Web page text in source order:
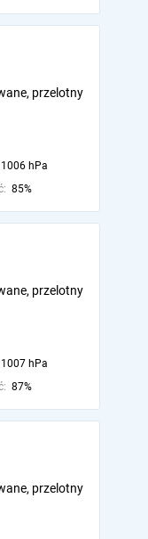
przelotny
1006 hPa
85%
przelotny
1007 hPa
87%
przelotny